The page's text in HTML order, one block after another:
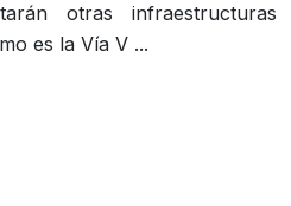
otras infraestructuras
es la Vía V ...